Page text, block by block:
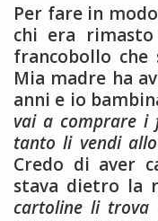
Per fare in
chi era rimasto
francobollo che
Mia madre ha
anni e io
vai a comprare i
tanto li vendi
Credo di aver
stava dietro la
cartoline li trova